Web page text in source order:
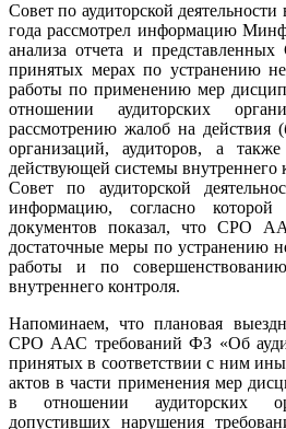
Совет по аудиторской
года рассмотрел информацию
анализа отчета и
принятых мерах по устранению
работы по применению мер
отношении аудиторских
рассмотрению жалоб на действия
организаций, аудиторов, а
действующей системы внутреннего
Совет по аудиторской
информацию, согласно которой
документов показал, что СРО
достаточные меры по устранению
работы и по
внутреннего контроля.
Напоминаем, что плановая
СРО ААС требований ФЗ «Об
принятых в соответствии с ним
актов в части применения мер
в отношении аудиторских
допустивших нарушения